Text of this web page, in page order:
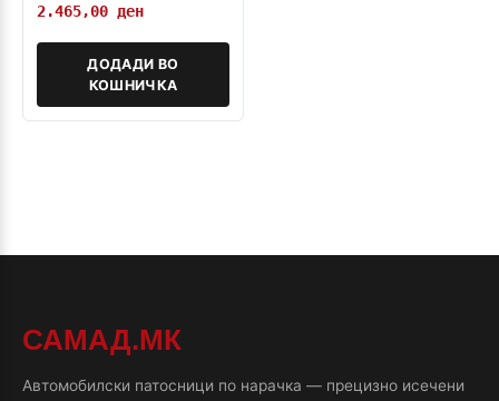
2.465,00 ден
ДОДАДИ ВО
КОШНИЧКА
САМАД.МК
Автомобилски патосници по нарачка — прецизно исечени